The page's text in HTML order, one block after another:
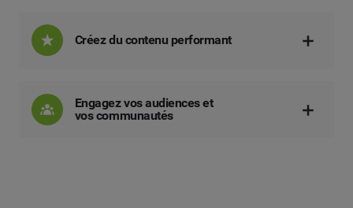
Créez du contenu performant
Engagez vos audiences et
vos communautés